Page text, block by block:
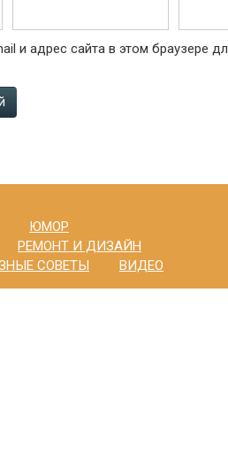
и адрес сайта в этом браузере
ЮМОР
РЕМОНТ И ДИЗАЙН
СОВЕТЫ ВИДЕО